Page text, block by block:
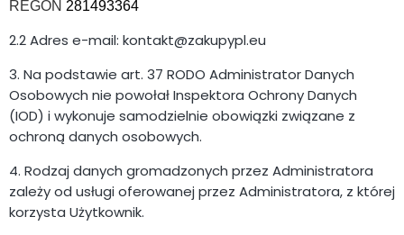
REGON 281493364
2.2 Adres e-mail: kontakt@zakupypl.eu
3. Na podstawie art. 37 RODO Administrator Danych
Osobowych nie powołał Inspektora Ochrony Danych
(IOD) i wykonuje samodzielnie obowiązki związane z
ochroną danych osobowych.
4. Rodzaj danych gromadzonych przez Administratora
zależy od usługi oferowanej przez Administratora, z której
korzysta Użytkownik.